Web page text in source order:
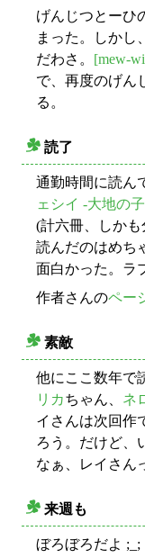
げんじつとーひ
まった。しかし
だわさ。 [mew-
で、再度のげん
る。
読了
通勤時間に読ん
ェシイ -大地の
(計六冊、しか
読んだのはめち
面白かった。ラ
作者さんのペー
素敵
他にここ数年で
リカちゃん、 ネ
イさんは次回作
ろう。だけど、
なぁ、レイさん
来週も
ぼろぼろだよ ;_;